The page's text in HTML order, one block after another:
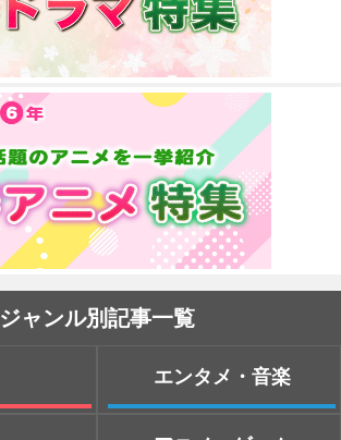
ジャンル別記事一覧
エンタメ・音楽